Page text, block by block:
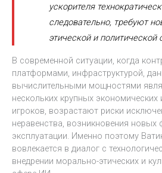
ускорителя
следовательно, требуют
этической и политической
В современной ситуации, когда
платформами, инфраструктурой,
вычислительными мощностями
нескольких крупных экономических
игроков, возрастают риски
неравенства, возникновения
эксплуатации. Именно поэтому
вовлекается в диалог с
внедрении морально-этических и